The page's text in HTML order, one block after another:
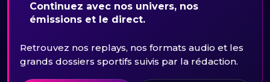
Continuez avec nos univers, nos
émissions et le direct.
Retrouvez nos replays, nos formats audio et les
grands dossiers sportifs suivis par la rédaction.